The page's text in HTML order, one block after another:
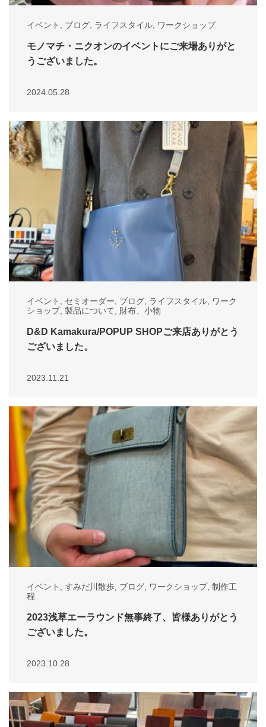
イベント , ブログ, ライフスタイル, ワークショップ
モノマチ・ニクオンのイベントにご来場ありがと
うございました。
2024.05.28
イベント セミオーダー ブログ ライフスタイル
ワーク
ショップ, 製品について 財布、小物
D&D Kamakura/POPUP SHOPご来店ありがとう
ございました。
2023.11.21
イベント すみだ川散歩 ブログ ワークショップ, 制作工
程
2023浅草エーラウンド無事終了、皆様ありがとう
ございました。
2023.10.28